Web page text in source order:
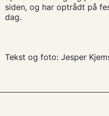
siden, og har optrådt på
dag.
Tekst og foto: Jesper